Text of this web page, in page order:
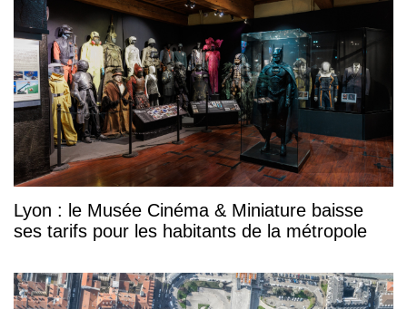
Lyon : le Musée Cinéma & Miniature baisse
ses tarifs pour les habitants de la métropole